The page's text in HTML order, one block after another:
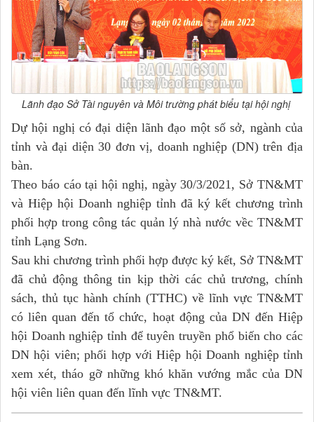
Lãnh đạo Sở Tài nguyên và Môi trường phát biểu tại hội nghị
Dự hội nghị có đại diện lãnh đạo một số sở, ngành của
tỉnh và đại diện 30 đơn vị, doanh nghiệp (DN) trên địa
bàn.
Theo báo cáo tại hội nghị, ngày 30/3/2021, Sở TN&MT
và Hiệp hội Doanh nghiệp tỉnh đã ký kết chương trình
phối hợp trong công tác quản lý nhà nước vềc TN&MT
tỉnh Lạng Sơn.
Sau khi chương trình phối hợp được ký kết, Sở TN&MT
đã chủ động thông tin kịp thời các chủ trương, chính
sách, thủ tục hành chính (TTHC) về lĩnh vực TN&MT
có liên quan đến tổ chức, hoạt động của DN đến Hiệp
hội Doanh nghiệp tỉnh để tuyên truyền phổ biến cho các
DN hội viên; phối hợp với Hiệp hội Doanh nghiệp tỉnh
xem xét, tháo gỡ những khó khăn vướng mắc của DN
hội viên liên quan đến lĩnh vực TN&MT.